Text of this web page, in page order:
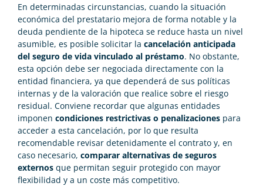
En determinadas circunstancias, cuando la situación
económica del prestatario mejora de forma notable y la
deuda pendiente de la hipoteca se reduce hasta un nivel
asumible, es posible solicitar la cancelación anticipada
del seguro de vida vinculado al préstamo. No obstante,
esta opción debe ser negociada directamente con la
entidad financiera, ya que dependerá de sus políticas
internas y de la valoración que realice sobre el riesgo
residual. Conviene recordar que algunas entidades
imponen condiciones restrictivas o penalizaciones para
acceder a esta cancelación, por lo que resulta
recomendable revisar detenidamente el contrato y, en
caso necesario, comparar alternativas de seguros
externos que permitan seguir protegido con mayor
flexibilidad y a un coste más competitivo.